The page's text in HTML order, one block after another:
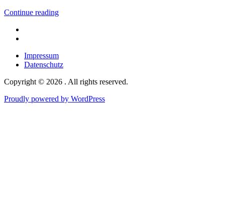
Continue reading
Impressum
Datenschutz
Copyright © 2026 . All rights reserved.
Proudly powered by WordPress